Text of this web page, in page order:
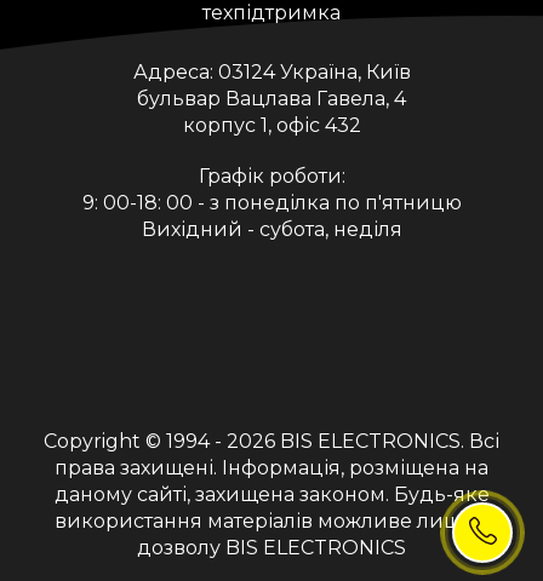
техпідтримка
Адреса: 03124 Україна, Київ
бульвар Вацлава Гавела, 4
корпус 1, офіс 432
Графік роботи:
9: 00-18: 00 - з понеділка по п'ятницю
Вихідний - субота, неділя
Copyright © 1994 - 2026 BIS ELECTRONICS. Всі
права захищені. Інформація, розміщена на
даному сайті, захищена законом. Будь-яке
використання матеріалів можливе лише з
дозволу BIS ELECTRONICS